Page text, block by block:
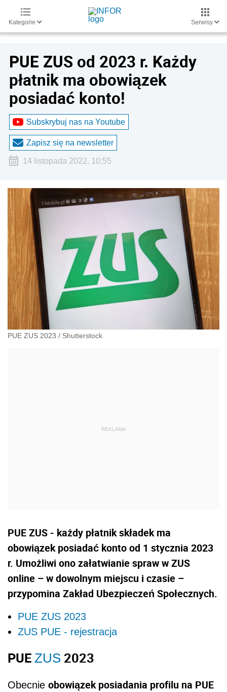
Kategorie Serwisy
PUE ZUS od 2023 r. Każdy
płatnik ma obowiązek
posiadać konto!
Subskrybuj nas na Youtube
Zapisz się na newsletter
14 listopada 2022, 10:55
PUE ZUS 2023 / Shutterstock
PUE ZUS - każdy płatnik składek ma
obowiązek posiadać konto od 1 stycznia 2023
r. Umożliwi ono załatwianie spraw w ZUS
online – w dowolnym miejscu i czasie –
przypomina Zakład Ubezpieczeń Społecznych.
PUE ZUS 2023
ZUS PUE - rejestracja
PUE ZUS 2023
Obecnie obowiązek posiadania profilu na PUE